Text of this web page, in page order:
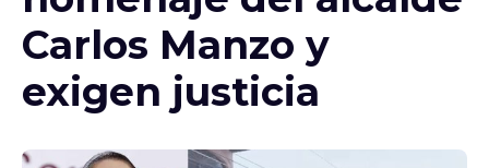
Carlos Manzo y
exigen justicia